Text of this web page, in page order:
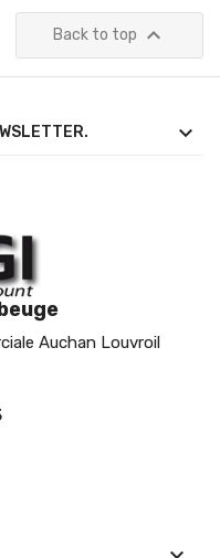
Back to top 

Auchan Louvroil